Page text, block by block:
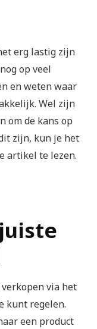
erg lastig zijn
op veel
en weten waar
Wel zijn
om de kans op
zijn, kun je het
artikel te lezen.
via het
kunt regelen.
een product